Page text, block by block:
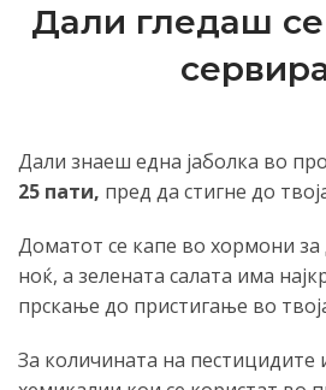
Дали гледаш
Дали знаеш една јаболка во
25 пати, пред да стигне до
Доматот се капе во хормони за
ноќ, а зелената салата има
прскање до пристигање во
За количината на пестицидите